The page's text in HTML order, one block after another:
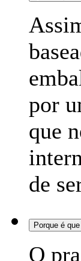
por
que
de
Porque é
O